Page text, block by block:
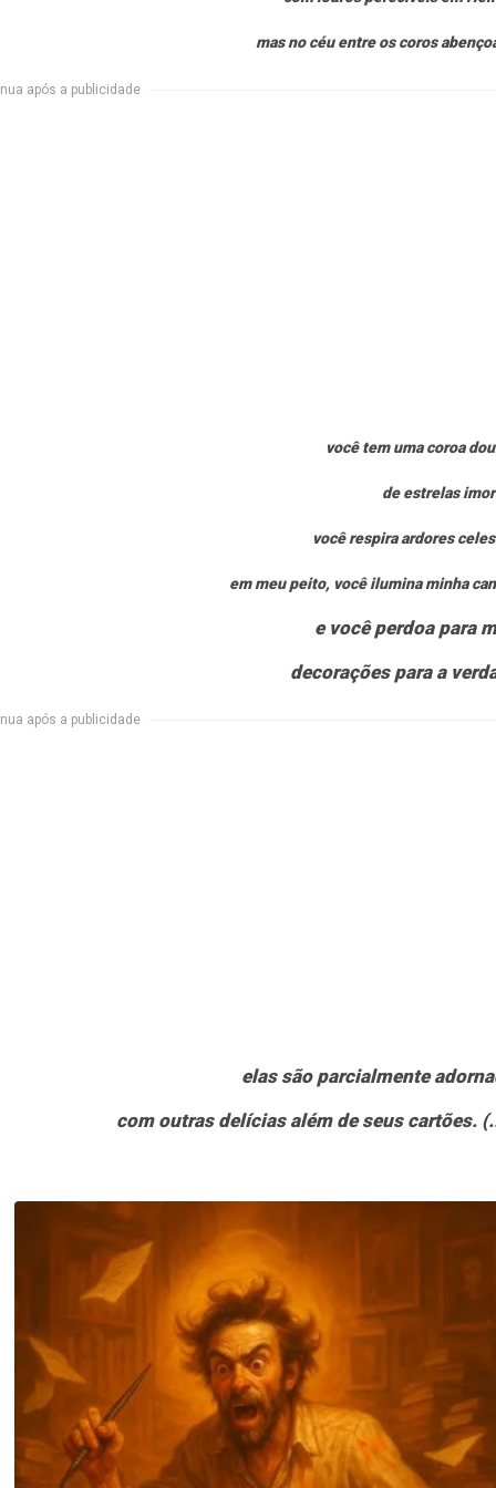
mas no céu entre os coros
após a publicidade
você tem uma coroa
de estrelas
você respira ardores
em meu peito, você ilumina minha
e você perdoa para
decorações para a
após a publicidade
elas são parcialmente
com outras delícias além de seus cartões.